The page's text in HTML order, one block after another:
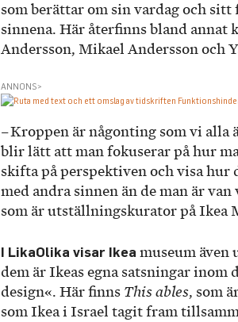
som berättar om sin vardag och
sinnena. Här återfinns bland annat
Andersson, Mikael Andersson och
ANNONS>
– Kroppen är någonting som vi alla
blir lätt att man fokuserar på hur
skifta på perspektiven och visa hur
med andra sinnen än de man är
som är utställningskurator på Ikea
I LikaOlika visar Ikea museum även
dem är Ikeas egna satsningar
design«. Här finns This ables, som
som Ikea i Israel tagit fram